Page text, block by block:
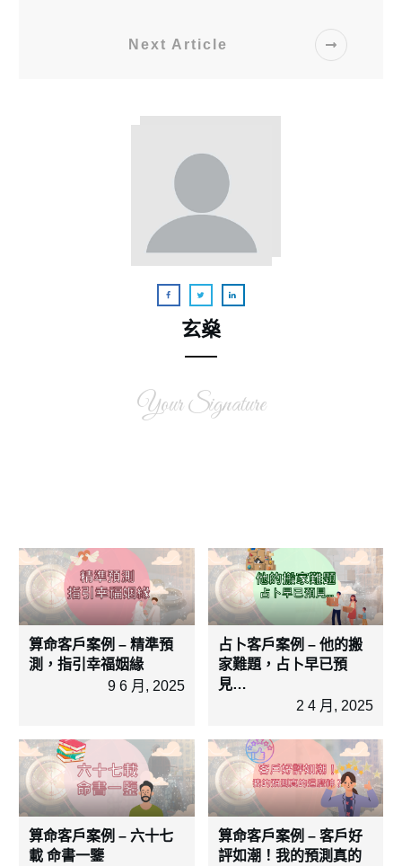
Next Article
玄燊
Your Signature
算命客戶案例 – 精準預
測，指引幸福姻緣
9 6 月, 2025
占卜客戶案例 – 他的搬
家難題，占卜早已預
見…
2 4 月, 2025
算命客戶案例 – 六十七
載 命書一鑒
算命客戶案例 – 客戶好
評如潮！我的預測真的